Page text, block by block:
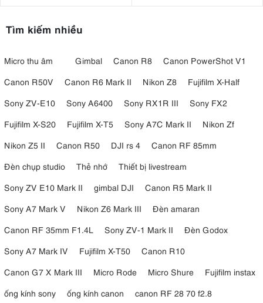
Tìm kiếm nhiều
Micro thu âm Gimbal Canon R8
Canon PowerShot V1
Canon R50V
Canon R6 Mark II Nikon Z8
Fujifilm X-Half
Sony ZV-E10
Sony A6400 Sony RX1R III
Sony FX2
Fujifilm X-S20
Fujifilm X-T5 Sony A7C Mark II
Nikon Zf
Nikon Z5 II
Canon R50 DJI rs 4
Canon RF 85mm
Đèn chụp studio
Thẻ nhớ
Thiết bị livestream
Sony ZV E10 Mark II
gimbal DJI
Canon R5 Mark II
Sony A7 Mark V
Nikon Z6 Mark III
Đèn amaran
Canon RF 35mm F1.4L
Sony ZV-1 Mark II
Đèn Godox
Sony A7 Mark IV
Fujifilm X-T50
Canon R10
Canon G7 X Mark III
Micro Rode Micro Shure
Fujifilm instax
ống kính sony
ống kính canon
canon RF 28 70 f2.8